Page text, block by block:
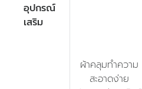
อุปกรณ์
เสริม
ผ้าคลุมทำความ
สะอาดง่าย